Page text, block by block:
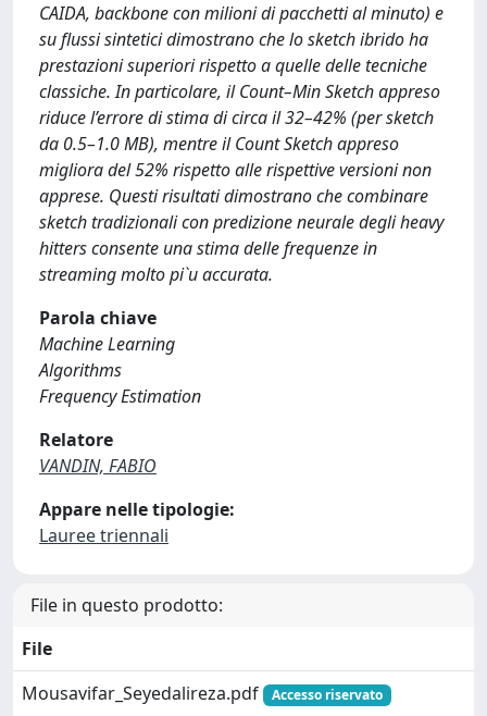
CAIDA, backbone con milioni di pacchetti al minuto) e
su flussi sintetici dimostrano che lo sketch ibrido ha
prestazioni superiori rispetto a quelle delle tecniche
classiche. In particolare, il Count–Min Sketch appreso
riduce l’errore di stima di circa il 32–42% (per sketch
da 0.5–1.0 MB), mentre il Count Sketch appreso
migliora del 52% rispetto alle rispettive versioni non
apprese. Questi risultati dimostrano che combinare
sketch tradizionali con predizione neurale degli heavy
hitters consente una stima delle frequenze in
streaming molto pi`u accurata.
Parola chiave
Machine Learning
Algorithms
Frequency Estimation
Relatore
VANDIN, FABIO
Appare nelle tipologie:
Lauree triennali
File in questo prodotto:
File
Mousavifar_Seyedalireza.pdf
Accesso riservato